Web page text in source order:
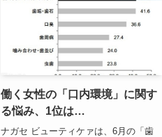
働く女性の「口内環境」に関す
る悩み、1位は…
ナガセ ビューティケァは、6月の「歯